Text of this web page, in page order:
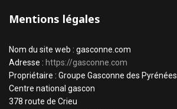
Mentions légales
Nom du site web : gasconne.com
Adresse : https://gasconne.com
Propriétaire : Groupe Gasconne des Pyrénées
Centre national gascon
378 route de Crieu